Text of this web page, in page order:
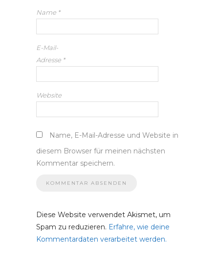
Name *
E-Mail-
Adresse *
Website
Name, E-Mail-Adresse und Website in
diesem Browser für meinen nächsten
Kommentar speichern.
Diese Website verwendet Akismet, um
Spam zu reduzieren. Erfahre, wie deine
Kommentardaten verarbeitet werden.